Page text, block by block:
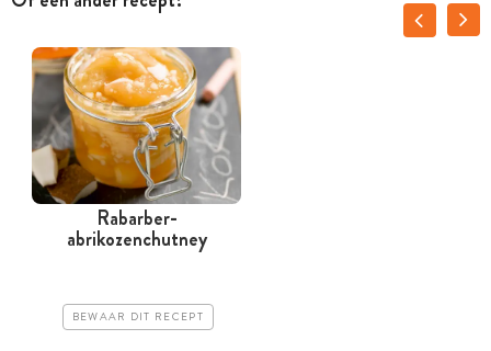
Rabarber-
abrikozenchutney
BEWAAR DIT RECEPT